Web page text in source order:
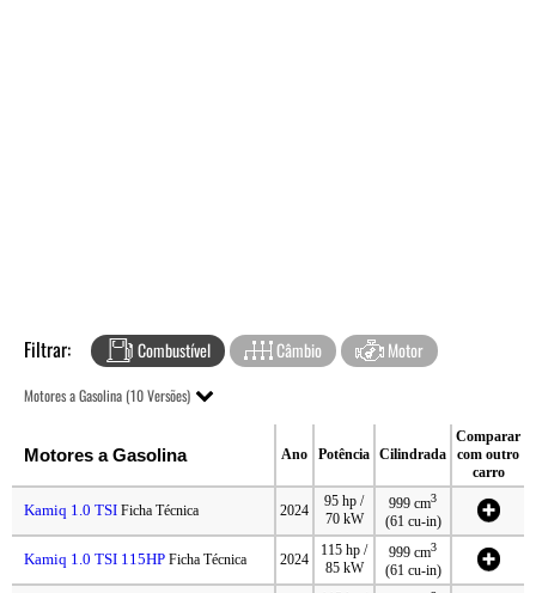
Filtrar: Combustível Câmbio Motor
Motores a Gasolina (10 Versões)
Motores a Gasolina Ano Potência Cilindrada
Comparar
com outro
carro
Kamiq 1.0 TSI Ficha Técnica 2024
95 hp /
70 kW
999 cm3
(61 cu-in)
Kamiq 1.0 TSI 115HP Ficha Técnica 2024
115 hp /
85 kW
999 cm3
(61 cu-in)